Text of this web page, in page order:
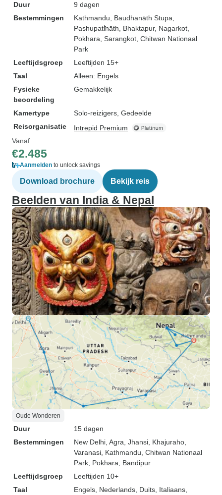
Duur
9 dagen
Bestemmingen
Kathmandu , Baudhanāth Stupa
Pashupati̇̄nāth , Bhaktapur, Nagarkot
Pokhara , Sarangkot , Chitwan Nationaal
Park
Leeftijdsgroep
Leeftijden 15+
Taal
Alleen: Engels
Fysieke
beoordeling
Gemakkelijk
Kamertype
Solo-reizigers, Gedeelde
Reisorganisatie
Intrepid Premium
Vanaf
€2.485
Aanmelden to unlock savings
Download brochure Bekijk reis
Beelden van India & Nepal
Oude Wonderen
Duur
15 dagen
Bestemmingen
New Delhi , Agra , Jhansi , Khajuraho
Varanasi , Kathmandu , Chitwan Nationaal
Park , Pokhara , Bandipur
Leeftijdsgroep
Leeftijden 10+
Taal
Engels, Nederlands, Duits, Italiaans,